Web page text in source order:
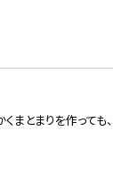
くまとまりを作って